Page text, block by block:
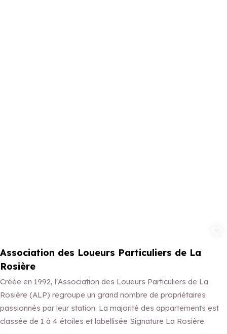
Association des Loueurs Particuliers de La
Rosière
Créée en 1992, l'Association des Loueurs Particuliers de La
Rosière (ALP) regroupe un grand nombre de propriétaires
passionnés par leur station. La majorité des appartements est
classée de 1 à 4 étoiles et labellisée Signature La Rosière.